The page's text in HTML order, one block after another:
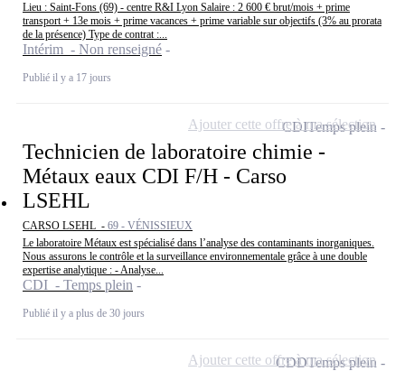
Lieu : Saint-Fons (69) - centre R&I Lyon Salaire : 2 600 € brut/mois + prime
transport + 13e mois + prime vacances + prime variable sur objectifs (3% au prorata
de la présence) Type de contrat :...
Intérim - Non renseigné
Publié il y a 17 jours
Technicien de laboratoire chimie -
Métaux eaux CDI F/H - Carso
LSEHL
CARSO LSEHL - 69 - VÉNISSIEUX
Le laboratoire Métaux est spécialisé dans l’analyse des contaminants inorganiques.
Nous assurons le contrôle et la surveillance environnementale grâce à une double
expertise analytique : - Analyse...
CDI - Temps plein
Publié il y a plus de 30 jours
CDITemps plein
Ajouter cette offre à ma sélection
CDDTemps plein
Ajouter cette offre à ma sélection